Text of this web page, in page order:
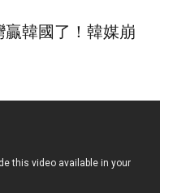
贏韓國了！韓媒崩